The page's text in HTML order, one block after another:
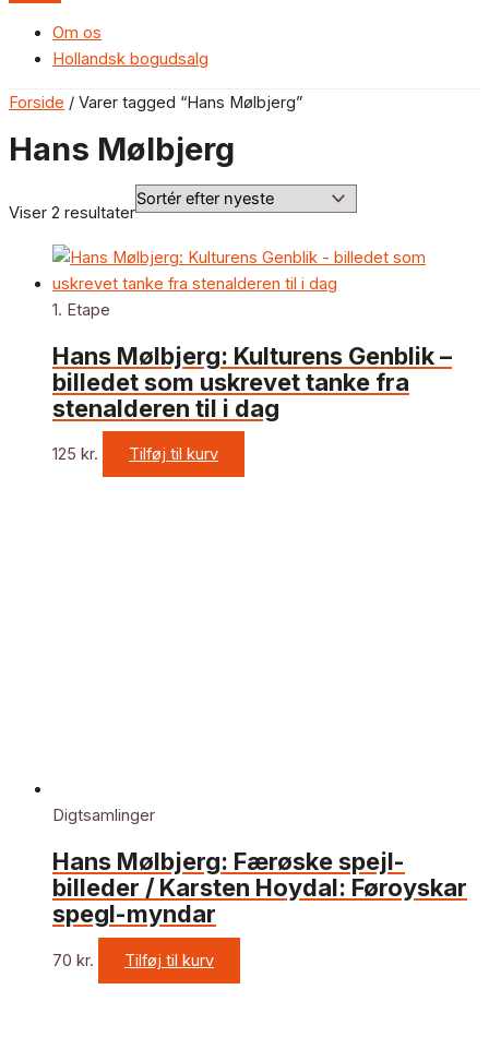
Om os
Hollandsk bogudsalg
Forside / Varer tagged “Hans Mølbjerg”
Hans Mølbjerg
Viser 2 resultater
1. Etape
Hans Mølbjerg: Kulturens Genblik –
billedet som uskrevet tanke fra
stenalderen til i dag
125 kr. Tilføj til kurv
Digtsamlinger
Hans Mølbjerg: Færøske spejl-
billeder / Karsten Hoydal: Føroyskar
spegl-myndar
70 kr. Tilføj til kurv